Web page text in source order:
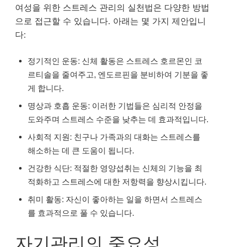
여성을 위한 스트레스 관리의 실천법은 다양한 방법
으로 접근할 수 있습니다. 아래는 몇 가지 제안입니
다:
정기적인 운동: 신체 활동은 스트레스 호르몬인 코
르티솔을 줄여주고, 엔도르핀을 분비하여 기분을 좋
게 합니다.
명상과 호흡 운동: 이러한 기법들은 심리적 안정을
도와주며 스트레스 수준을 낮추는 데 효과적입니다.
사회적 지원: 친구나 가족과의 대화는 스트레스를
해소하는 데 큰 도움이 됩니다.
건강한 식단: 적절한 영양섭취는 신체의 기능을 최
적화하고 스트레스에 대한 저항력을 향상시킵니다.
취미 활동: 자신이 좋아하는 일을 하면서 스트레스
를 효과적으로 풀 수 있습니다.
자기관리의 중요성